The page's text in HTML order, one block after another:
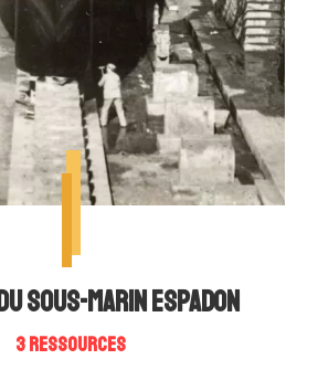
sous-marin Espadon
3 ressources